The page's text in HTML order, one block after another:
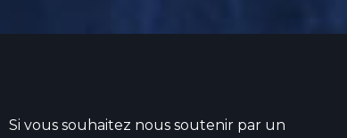
Si vous souhaitez nous soutenir par un